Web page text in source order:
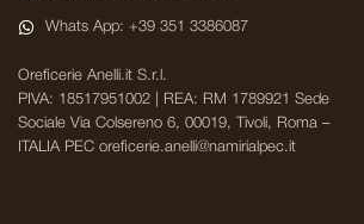
Whats App: +39 351 3386087
Oreficerie Anelli.it S.r.l.
PIVA: 18517951002 | REA: RM 1789921 Sede
Sociale Via Colsereno 6, 00019, Tivoli, Roma –
ITALIA PEC oreficerie.anelli@namirialpec.it